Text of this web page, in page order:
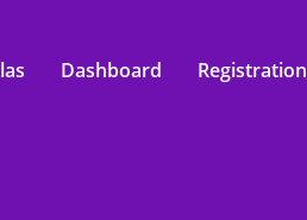
Dashboard Registration